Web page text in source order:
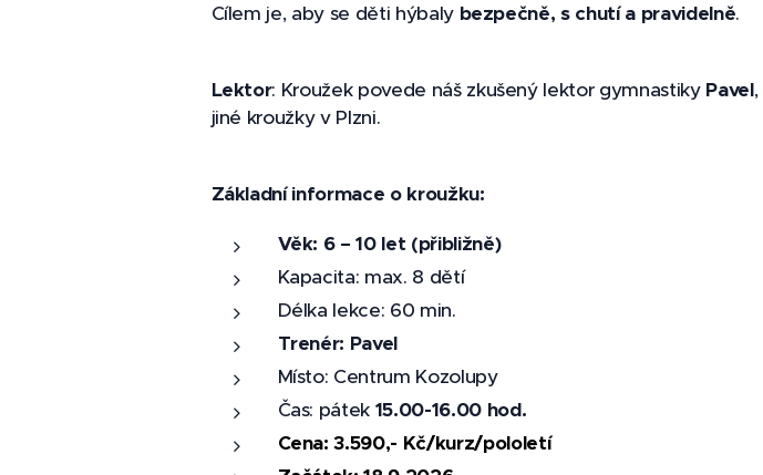
Cílem je, aby se děti hýbaly bezpečně, s chutí a pravidelně.
Lektor: Kroužek povede náš zkušený lektor gymnastiky Pavel
jiné kroužky v Plzni.
Základní informace o kroužku:
Věk: 6 – 10 let (přibližně)
Kapacita: max. 8 dětí
Délka lekce: 60 min.
Trenér: Pavel
Místo: Centrum Kozolupy
Čas: pátek 15.00-16.00 hod.
Cena: 3.590,- Kč/kurz/pololetí